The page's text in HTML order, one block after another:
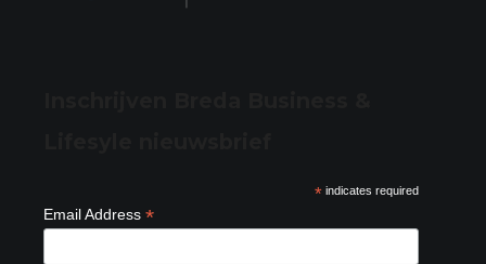
*indicates required
Email Address *